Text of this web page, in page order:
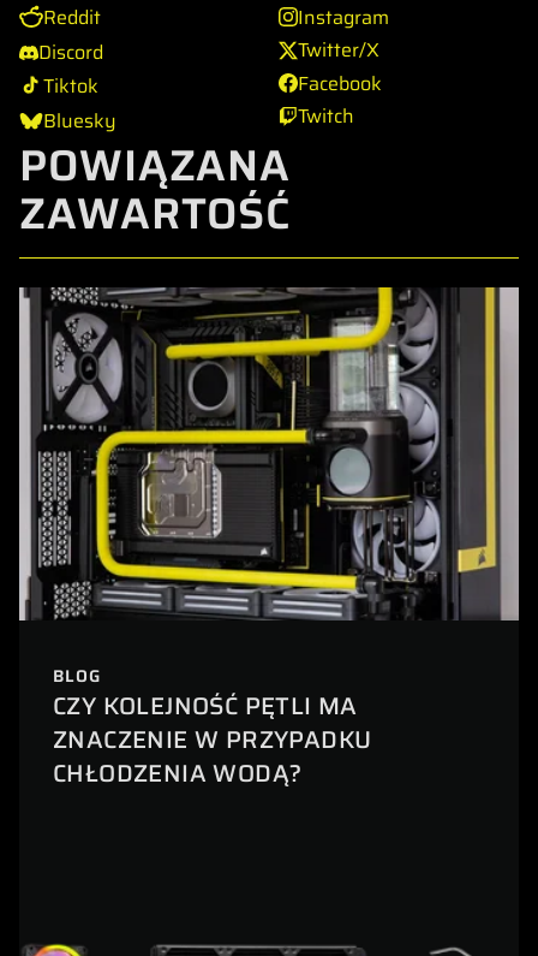
Reddit
Discord
Tiktok
Bluesky
Instagram
Twitter/X
Facebook
Twitch
POWIĄZANA
ZAWARTOŚĆ
BLOG
CZY KOLEJNOŚĆ PĘTLI MA
ZNACZENIE W PRZYPADKU
CHŁODZENIA WODĄ?